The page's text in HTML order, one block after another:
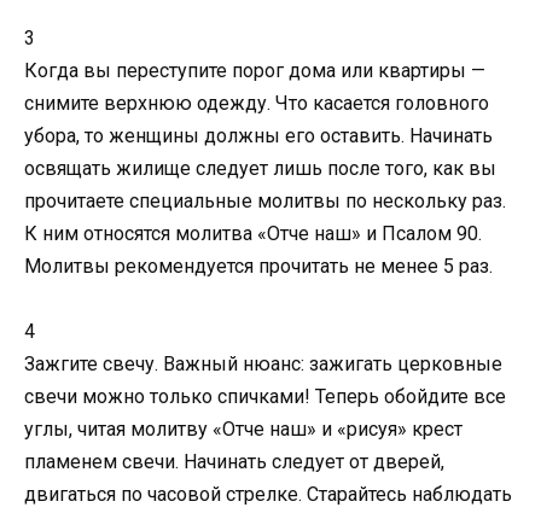
3
Когда вы переступите порог дома или квартиры —
снимите верхнюю одежду. Что касается головного
убора, то женщины должны его оставить. Начинать
освящать жилище следует лишь после того, как вы
прочитаете специальные молитвы по нескольку раз.
К ним относятся молитва «Отче наш» и Псалом 90.
Молитвы рекомендуется прочитать не менее 5 раз.
4
Зажгите свечу. Важный нюанс: зажигать церковные
свечи можно только спичками! Теперь обойдите все
углы, читая молитву «Отче наш» и «рисуя» крест
пламенем свечи. Начинать следует от дверей,
двигаться по часовой стрелке. Старайтесь наблюдать